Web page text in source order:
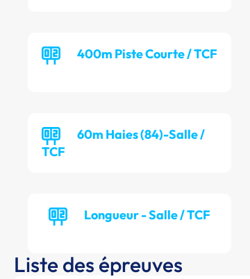
400m Piste Courte / TCF
60m Haies (84)-Salle /
TCF
Longueur - Salle / TCF
Liste des épreuves